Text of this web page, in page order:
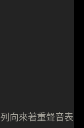
向來著重聲音表